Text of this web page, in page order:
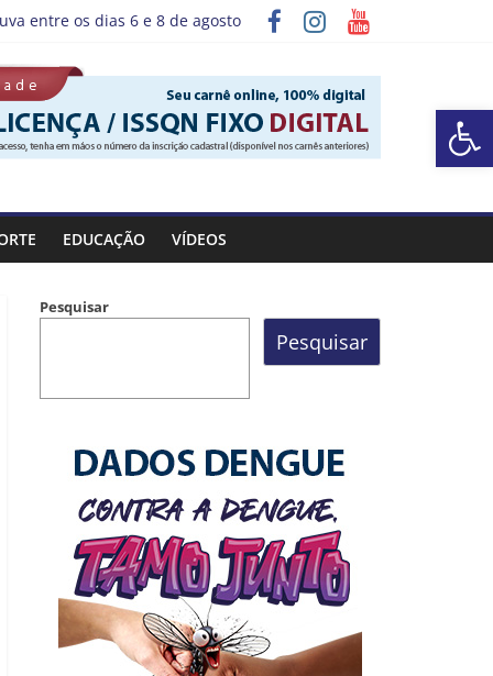
Barra de Ferramentas Aberta
entre os dias 6 e 8 de agosto
“Sábado Saúde”
EDUCAÇÃO VÍDEOS
Pesquisar
Pesquisar